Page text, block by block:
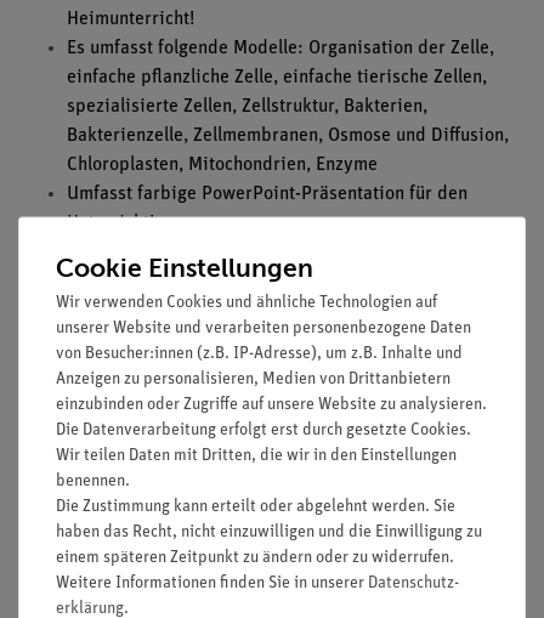
Heimunterricht!
Es umfasst folgende Modelle: Organisation der Zelle,
einfache pflanzliche Zelle, einfache tierische Zellen,
spezialisierte Zellen, Zellstruktur, Bakterien,
Bakterienzelle, Zellmembranen, Osmose und Diffusion,
Chloroplasten, Mitochondrien, Enzyme
Umfasst farbige PowerPoint-Präsentation für den
Unterricht!
Vorlagen, PowerPoint-Datei
Außerdem wird benötigt: Papier, Schere, Klebestift
Media / Downloads
Versandkostenfrei ab 300,- €
Cookie Einstellungen
Wir verwenden Cookies und ähnliche Technologien auf
unserer Website und verarbeiten personenbezogene Daten
von Besucher:innen (z.B. IP-Adresse), um z.B. Inhalte und
Anzeigen zu personalisieren, Medien von Drittanbietern
einzubinden oder Zugriffe auf unsere Website zu analysieren.
Die Datenverarbeitung erfolgt erst durch gesetzte Cookies.
Wir teilen Daten mit Dritten, die wir in den Einstellungen
benennen.
Die Zustimmung kann erteilt oder abgelehnt werden. Sie
haben das Recht, nicht einzuwilligen und die Einwilligung zu
einem späteren Zeitpunkt zu ändern oder zu widerrufen.
Weitere Informationen finden Sie in unserer Daten­schutz­
erklärung.